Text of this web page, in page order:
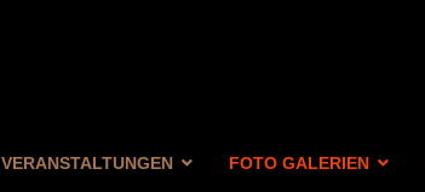
VERANSTALTUNGEN FOTO GALERIEN